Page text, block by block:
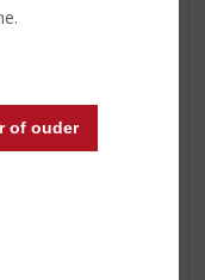
of ouder